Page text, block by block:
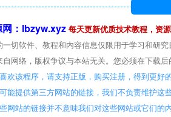
网：lbzyw.xyz 每天更新优质技术教程，资
切软件、教程和内容信息仅限用于学习和研
网络，版权争议与本站无关。您必须在下载
欢该程序，请支持正版，购买注册，得到更好
能提供第三方网站的链接，我们不负责维护这
网站的链接并不意味我们对这些网站或它们